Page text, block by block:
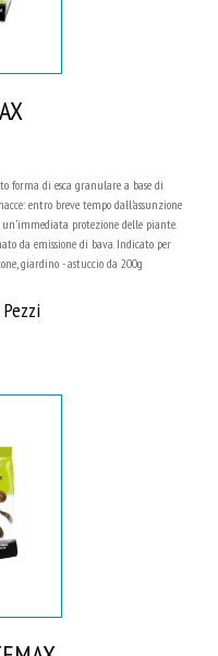
forma di esca granulare a base di
entro breve tempo dall’assunzione
protezione delle piante.
da emissione di bava. Indicato per
giardino - astuccio da 200g